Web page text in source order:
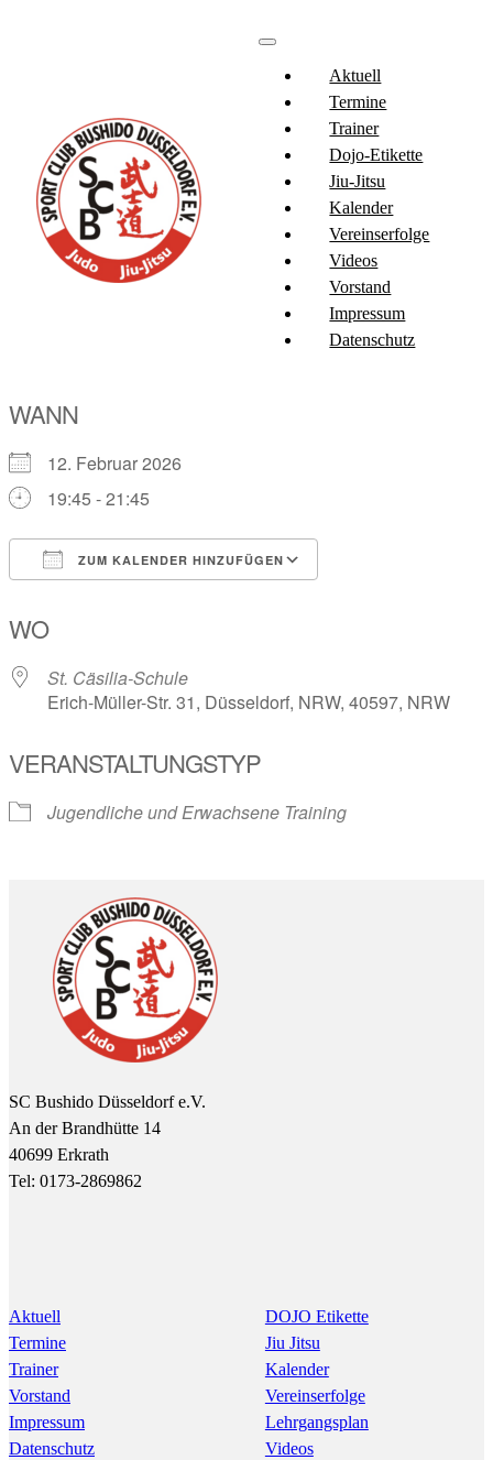
Aktuell
Termine
Trainer
Dojo-Etikette
Jiu-Jitsu
Kalender
Vereinserfolge
Videos
Vorstand
Impressum
Datenschutz
WANN
12. Februar 2026
19:45 - 21:45
ZUM KALENDER HINZUFÜGEN
WO
St. Cäsilia-Schule
Erich-Müller-Str. 31, Düsseldorf, NRW, 40597, NRW
VERANSTALTUNGSTYP
Jugendliche und Erwachsene Training
SC Bushido Düsseldorf e.V.
An der Brandhütte 14
40699 Erkrath
Tel: 0173-2869862
Aktuell
Termine
Trainer
Vorstand
Impressum
Datenschutz
DOJO Etikette
Jiu Jitsu
Kalender
Vereinserfolge
Lehrgangsplan
Videos